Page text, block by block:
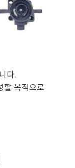
다.
할 목적으로